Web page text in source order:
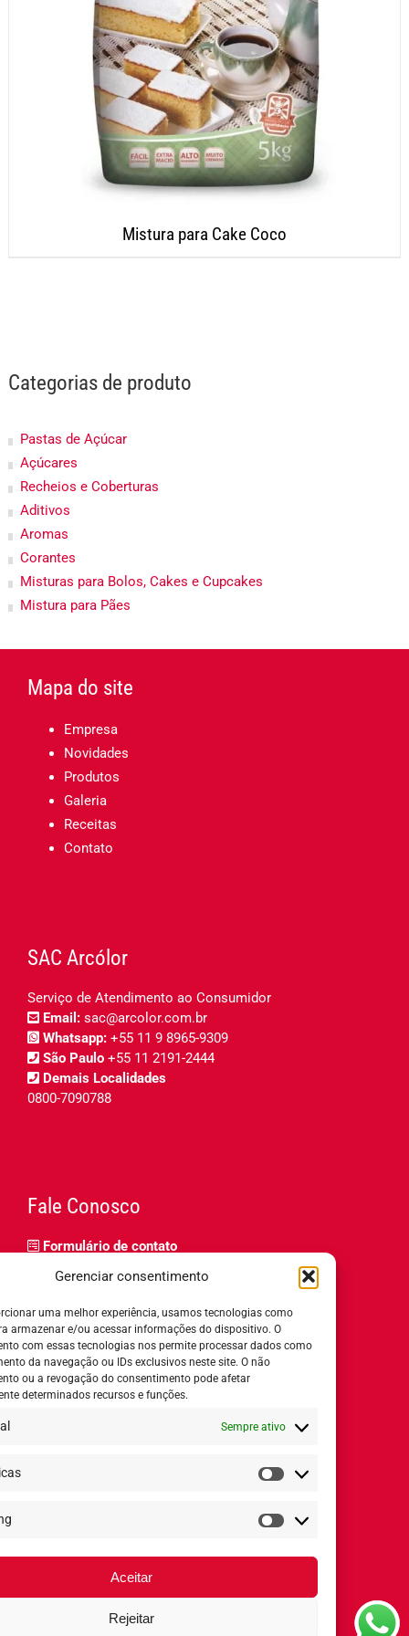
Gerenciar consentimento
uma melhor experiência, usamos tecnologias como
armazenar e/ou acessar informações do dispositivo. O
com essas tecnologias nos permite processar dados como
da navegação ou IDs exclusivos neste site. O não
ou a revogação do consentimento pode afetar
determinados recursos e funções.
Sempre ativo
Estatísticas
Marketing
Aceitar
Rejeitar
Mistura para Cake Coco
Categorias de produto
Pastas de Açúcar
Açúcares
Recheios e Coberturas
Aditivos
Aromas
Corantes
Misturas para Bolos, Cakes e Cupcakes
Mistura para Pães
Mapa do site
Empresa
Novidades
Produtos
Galeria
Receitas
Contato
SAC Arcólor
Serviço de Atendimento ao Consumidor
Email: sac@arcolor.com.br
Whatsapp: +55 11 9 8965-9309
São Paulo +55 11 2191-2444
Demais Localidades
0800-7090788
Fale Conosco
Formulário de contato
Relatório de igualdade salarial
Horário de Atendimento:
8h ás 18h